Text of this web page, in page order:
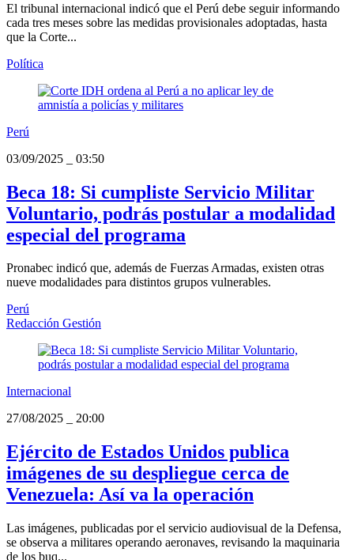
El tribunal internacional indicó que el Perú debe seguir informando
cada tres meses sobre las medidas provisionales adoptadas, hasta
que la Corte...
Política
Perú
03/09/2025
03:50
Beca 18: Si cumpliste Servicio Militar
Voluntario, podrás postular a modalidad
especial del programa
Pronabec indicó que, además de Fuerzas Armadas, existen otras
nueve modalidades para distintos grupos vulnerables.
Perú
Redacción Gestión
Internacional
27/08/2025
20:00
Ejército de Estados Unidos publica
imágenes de su despliegue cerca de
Venezuela: Así va la operación
Las imágenes, publicadas por el servicio audiovisual de la Defensa,
se observa a militares operando aeronaves, revisando la maquinaria
de los buq...